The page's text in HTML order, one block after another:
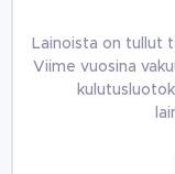
Lainoista on tullut
Viime vuosina